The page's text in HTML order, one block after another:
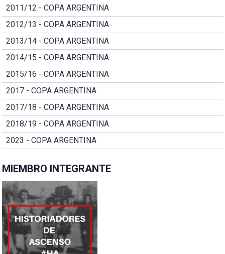
2011/12 - COPA ARGENTINA
2012/13 - COPA ARGENTINA
2013/14 - COPA ARGENTINA
2014/15 - COPA ARGENTINA
2015/16 - COPA ARGENTINA
2017 - COPA ARGENTINA
2017/18 - COPA ARGENTINA
2018/19 - COPA ARGENTINA
2023 - COPA ARGENTINA
MIEMBRO INTEGRANTE